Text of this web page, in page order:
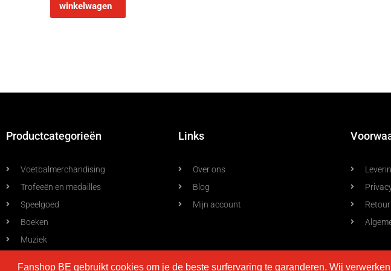
winkelwagen
Productcategorieën
Voetbalmerchandising
Trofeeën en medailles
Speelgoed
Boeken
Muziek
Links
Over ons
Blog
Mijn account
Fanshop BE gebruikt cookies om je de beste surfervaring te garanderen, Wij